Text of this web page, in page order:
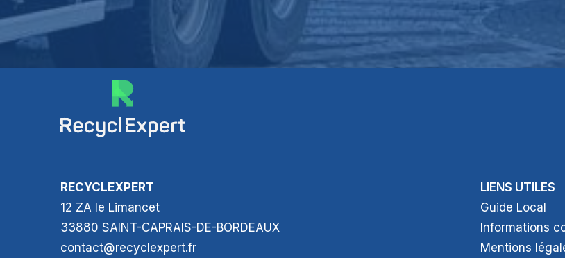
RECYCLEXPERT
12 ZA le Limancet
33880 SAINT-CAPRAIS-DE-BORDEAUX
contact@recyclexpert.fr
LIENS UTILES
Guide Local
Informations
Mentions